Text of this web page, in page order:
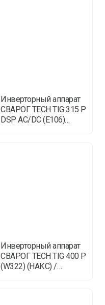
Инверторный аппарат
СВАРОГ TECH TIG 315 P
DSP AC/DC (E106)
Инверторный аппарат
СВАРОГ TECH TIG 400 P
(W322) (НАКС) /